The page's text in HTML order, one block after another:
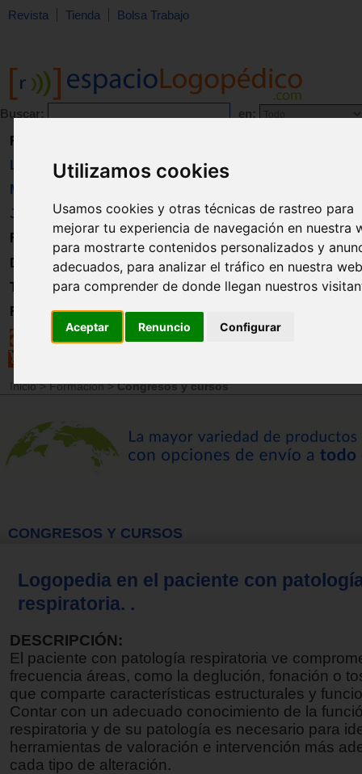
Utilizamos cookies
Usamos cookies y otras técnicas de rastreo para
mejorar tu experiencia de navegación en nuestra
para mostrarte contenidos personalizados y
adecuados, para analizar el tráfico en nuestra
para comprender de donde llegan nuestros
Aceptar Renuncio Configurar
Revista Tienda Bolsa Trabajo
Buscar: en:
Revista
Libros
Material
Juguetes
Formación
Directorio
Trabajo
Registro
Inicio>Formación>Congresos y cursos
CONGRESOS Y CURSOS
Logopedia en el paciente con
respiratoria. .
DESCRIPCIÓN:
El paciente con patología respiratoria ve
frecuencia áreas, como la deglución, fonación o
que comparte características estructurales y
Contar con un adecuado conocimiento de la
respiratoria y de su patología es necesario para
herramientas de valoración e intervención más
cada tipo de alteración.